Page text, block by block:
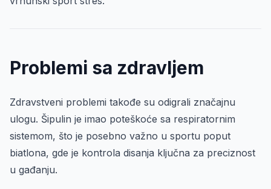
Problemi sa zdravljem
Zdravstveni problemi takođe su odigrali značajnu
ulogu. Šipulin je imao poteškoće sa respiratornim
sistemom, što je posebno važno u sportu poput
biatlona, gde je kontrola disanja ključna za preciznost
u gađanju.